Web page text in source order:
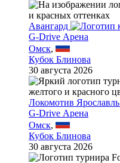
Авангард
G-Drive Арена
Омск,
Кубок Блинова
30 августа 2026
Локомотив Ярославль
G-Drive Арена
Омск,
Кубок Блинова
30 августа 2026